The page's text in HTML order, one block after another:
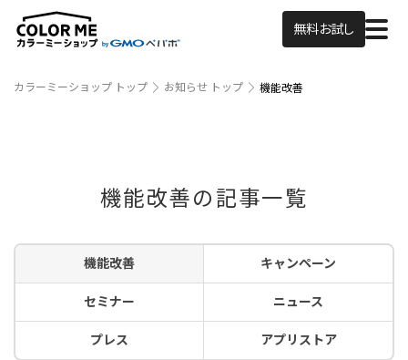
無料お試し
カラーミーショップ トップ お知らせ トップ 機能改善
機能改善の記事一覧
機能改善 キャンペーン
セミナー ニュース
プレス アプリストア